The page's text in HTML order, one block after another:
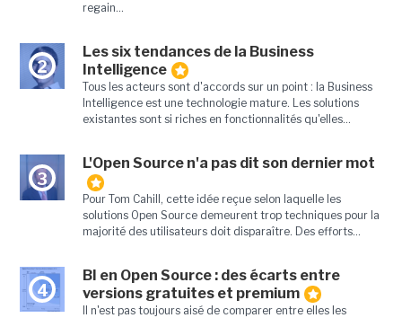
regain...
2
Les six tendances de la Business
Intelligence
Tous les acteurs sont d'accords sur un point : la Business
Intelligence est une technologie mature. Les solutions
existantes sont si riches en fonctionnalités qu'elles...
3
L'Open Source n'a pas dit son dernier mot
Pour Tom Cahill, cette idée reçue selon laquelle les
solutions Open Source demeurent trop techniques pour la
majorité des utilisateurs doit disparaître. Des efforts...
4
BI en Open Source : des écarts entre
versions gratuites et premium
Il n'est pas toujours aisé de comparer entre elles les